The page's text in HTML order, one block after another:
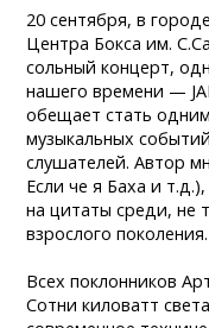
20 сентября, в
Центра Бокса им.
сольный концерт,
нашего времени —
обещает стать
музыкальных
слушателей. Автор
Если че я Баха и
на цитаты среди, не
взрослого поколения.
Всех поклонников
Сотни киловатт